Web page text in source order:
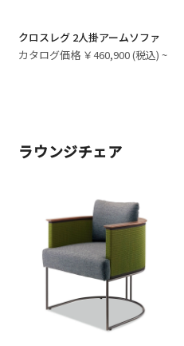
クロスレグ 2人掛アームソファ
カタログ価格 ￥460,900 (税込) ~
ラウンジチェア